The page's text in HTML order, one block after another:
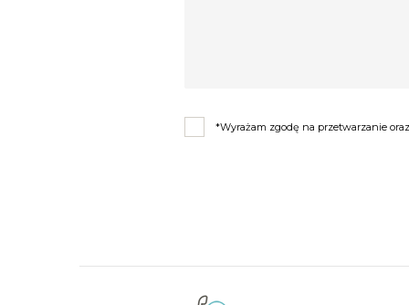
*Wyrażam zgodę na przetwarzanie